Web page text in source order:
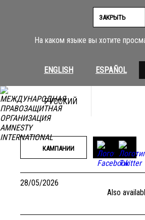
На каком языке вы хотите
ENGLISH ESPAÑOL
ЗАКРЫТЬ
РУССКИЙ
КАМПАНИИ
28/05/2026
Also